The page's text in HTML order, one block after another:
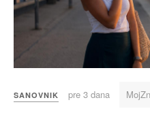
SANOVNIK pre 3 dana